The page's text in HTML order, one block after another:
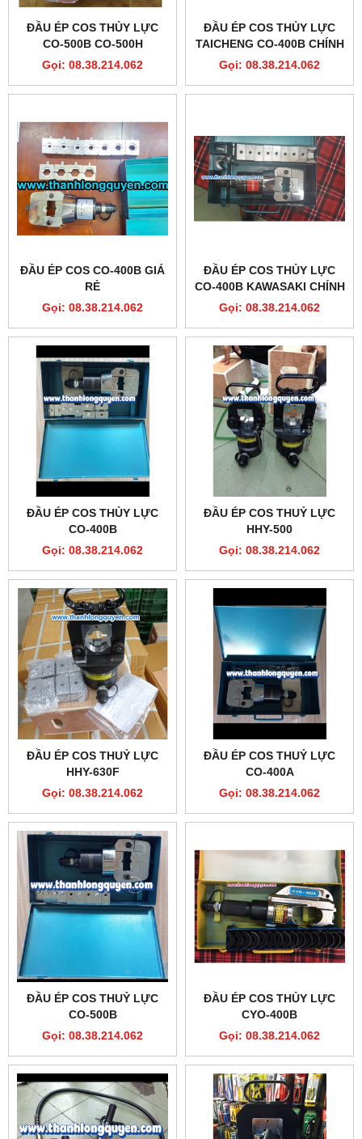
ĐẦU ÉP COS THỦY LỰC
CO-500B CO-500H
MODERN HIGH CLASS
Gọi: 08.38.214.062
ĐẦU ÉP COS THỦY LỰC
TAICHENG CO-400B CHÍNH
HÃNG
Gọi: 08.38.214.062
ĐẦU ÉP COS CO-400B GIÁ
RẺ
Gọi: 08.38.214.062
ĐẦU ÉP COS THỦY LỰC
CO-400B KAWASAKI CHÍNH
HÃNG
Gọi: 08.38.214.062
ĐẦU ÉP COS THỦY LỰC
CO-400B
Gọi: 08.38.214.062
ĐẦU ÉP COS THUỶ LỰC
HHY-500
Gọi: 08.38.214.062
ĐẦU ÉP COS THUỶ LỰC
HHY-630F
Gọi: 08.38.214.062
ĐẦU ÉP COS THUỶ LỰC
CO-400A
Gọi: 08.38.214.062
ĐẦU ÉP COS THUỶ LỰC
CO-500B
Gọi: 08.38.214.062
ĐẦU ÉP COS THỦY LỰC
CYO-400B
Gọi: 08.38.214.062